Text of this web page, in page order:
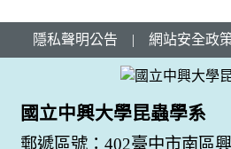
隱私聲明公告 | 網站安全政
國立中興大學昆蟲學系
郵遞區號：402臺中市南區